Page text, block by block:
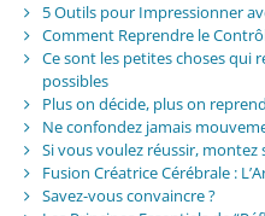
5 Outils pour Impressionner
Comment Reprendre le
Ce sont les petites choses qui
possibles
Plus on décide, plus on
Ne confondez jamais
Si vous voulez réussir, montez
Fusion Créatrice Cérébrale :
Savez-vous convaincre ?